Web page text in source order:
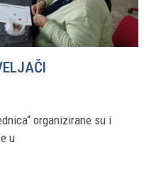
organizirane su i
u